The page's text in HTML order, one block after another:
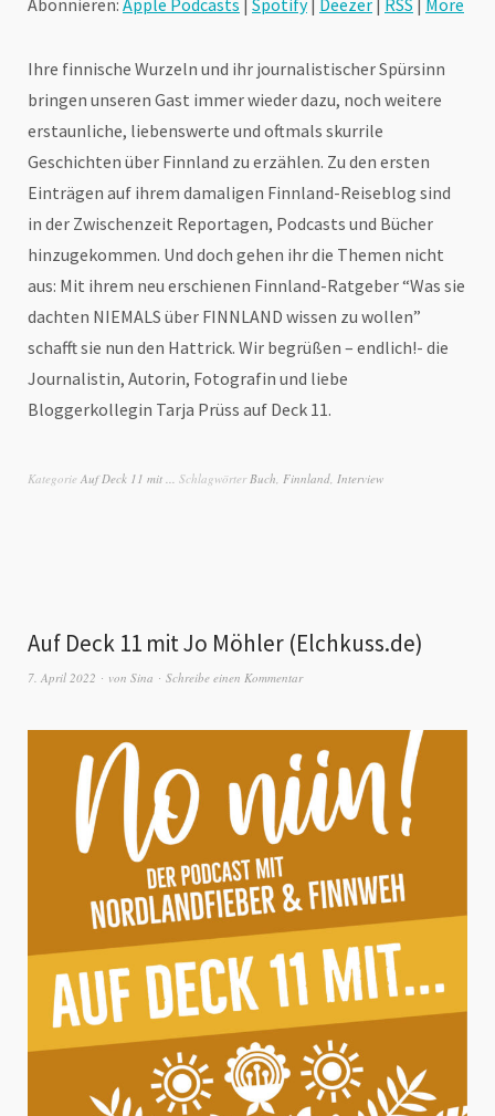
Abonnieren: Apple Podcasts | Spotify| Deezer | RSS | More
Ihre finnische Wurzeln und ihr journalistischer Spürsinn
bringen unseren Gast immer wieder dazu, noch weitere
erstaunliche, liebenswerte und oftmals skurrile
Geschichten über Finnland zu erzählen. Zu den ersten
Einträgen auf ihrem damaligen Finnland-Reiseblog sind
in der Zwischenzeit Reportagen, Podcasts und Bücher
hinzugekommen. Und doch gehen ihr die Themen nicht
aus: Mit ihrem neu erschienen Finnland-Ratgeber “Was sie
dachten NIEMALS über FINNLAND wissen zu wollen”
schafft sie nun den Hattrick. Wir begrüßen – endlich!- die
Journalistin, Autorin, Fotografin und liebe
Bloggerkollegin Tarja Prüss auf Deck 11.
Kategorie Auf Deck 11 mit ... SchlagwörterBuch, Finnland, Interview
Auf Deck 11 mit Jo Möhler (Elchkuss.de)
7. April 2022 von Sina Schreibe einen Kommentar